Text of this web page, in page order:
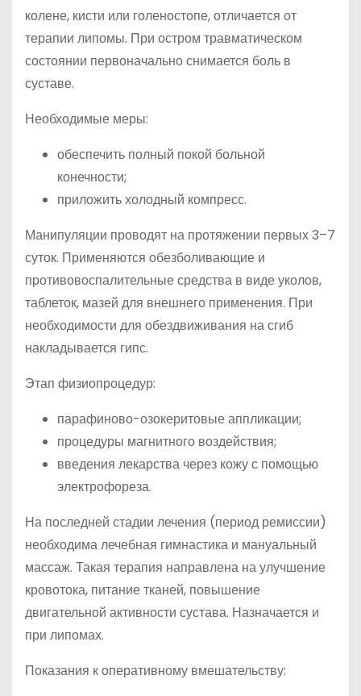
колене, кисти или голеностопе, отличается от
терапии липомы. При остром травматическом
состоянии первоначально снимается боль в
суставе.
Необходимые меры:
обеспечить полный покой больной
конечности;
приложить холодный компресс.
Манипуляции проводят на протяжении первых 3–7
суток. Применяются обезболивающие и
противовоспалительные средства в виде уколов,
таблеток, мазей для внешнего применения. При
необходимости для обездвиживания на сгиб
накладывается гипс.
Этап физиопроцедур:
парафиново-озокеритовые аппликации;
процедуры магнитного воздействия;
введения лекарства через кожу с помощью
электрофореза.
На последней стадии лечения (период ремиссии)
необходима лечебная гимнастика и мануальный
массаж. Такая терапия направлена на улучшение
кровотока, питание тканей, повышение
двигательной активности сустава. Назначается и
при липомах.
Показания к оперативному вмешательству: